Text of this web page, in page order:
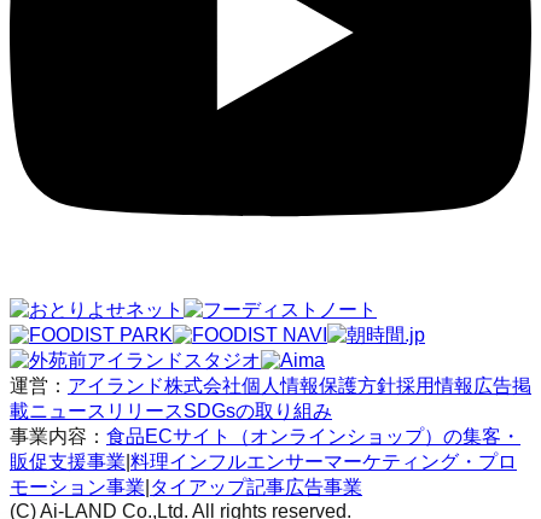
運営： アイランド株式会社個人情報保護方針採用情報 広告掲
載ニュースリリースSDGsの取り組み
事業内容： 食品ECサイト（オンラインショップ）の集客・
販促支援事業 料理インフルエンサーマーケティング・プロ
モーション事業 タイアップ記事広告事業
(C) Ai-LAND Co.,Ltd. All rights reserved.